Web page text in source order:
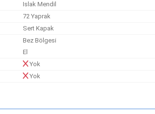
Islak Mendil
72 Yaprak
Sert Kapak
Bez Bölgesi
El
Yok
Yok